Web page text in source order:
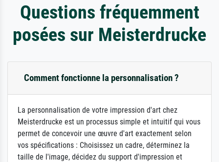
Questions fréquemment
posées sur Meisterdrucke
Comment fonctionne la personnalisation ?
La personnalisation de votre impression d'art chez
Meisterdrucke est un processus simple et intuitif qui vous
permet de concevoir une œuvre d'art exactement selon
vos spécifications : Choisissez un cadre, déterminez la
taille de l'image, décidez du support d'impression et